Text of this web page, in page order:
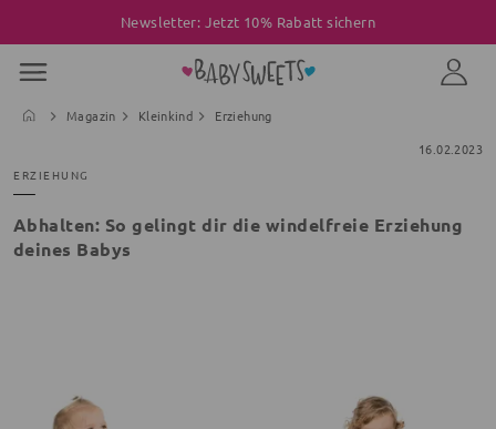
Newsletter: Jetzt 10% Rabatt sichern
Magazin Kleinkind
Erziehung
16.02.2023
ERZIEHUNG
Abhalten: So gelingt dir die windelfreie Erziehung
deines Babys